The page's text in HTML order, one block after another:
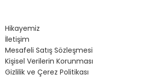
Hikayemiz
İletişim
Mesafeli Satış Sözleşmesi
Kişisel Verilerin Korunması
Gizlilik ve Çerez Politikası